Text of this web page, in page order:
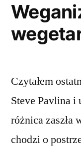
Czytałem
Steve Pavlina i
różnica zaszła
chodzi o